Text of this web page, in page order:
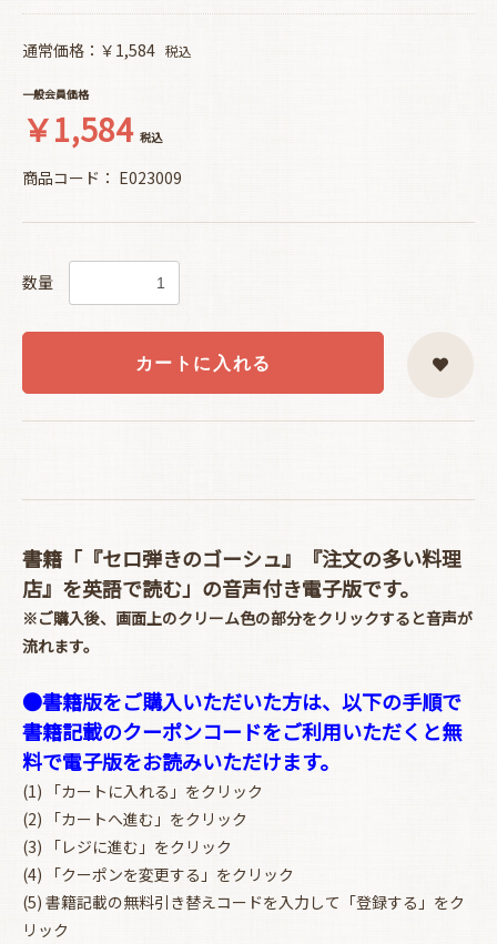
通常価格：￥1,584 税込
一般会員価格
￥1,584 税込
商品コード： E023009
数量
カートに入れる
書籍「『セロ弾きのゴーシュ』『注文の多い料理
店』を英語で読む」の音声付き電子版です。
※ご購入後、画面上のクリーム色の部分をクリックすると音声が
流れます。
●書籍版をご購入いただいた方は、以下の手順で
書籍記載のクーポンコードをご利用いただくと無
料で電子版をお読みいただけます。
(1) 「カートに入れる」をクリック
(2) 「カートへ進む」をクリック
(3) 「レジに進む」をクリック
(4) 「クーポンを変更する」をクリック
(5) 書籍記載の無料引き替えコードを入力して「登録する」をク
リック